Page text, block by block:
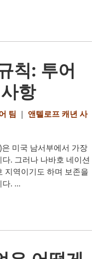
칙: 투어
항
팀 | 앤텔로프 캐년 사
미국 남서부에서 가장
. 그러나 나바호 네이션
역이기도 하며 보존을
다. …